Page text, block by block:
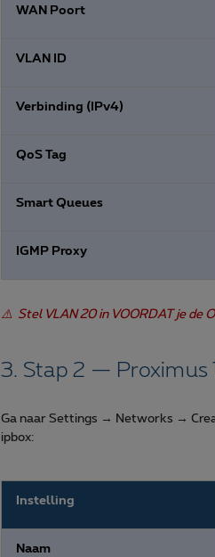
WAN Poort
VLAN ID
Verbinding (IPv4)
QoS Tag
Smart Queues
IGMP Proxy
⚠️ Stel VLAN 20 in VOORDAT je de
3. Stap 2 — Proximus
Ga naar Settings → Networks →
ipbox:
Instelling
Naam